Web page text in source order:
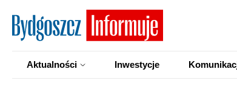
Aktualności Inwestycje